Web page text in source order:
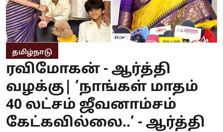
தமிழ்நாடு
ரவிமோகன் - ஆர்த்தி
வழக்கு| ’நாங்கள் மாதம்
40 லட்சம் ஜீவனாம்சம்
கேட்கவில்லை..’ - ஆர்த்தி